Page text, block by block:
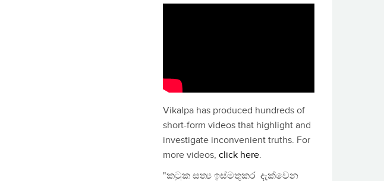
Vikalpa has produced hundreds of
short-form videos that highlight and
investigate inconvenient truths. For
more videos, click here.
"කටුක සත්‍ය ඉස්මතුකර දැක්වෙන